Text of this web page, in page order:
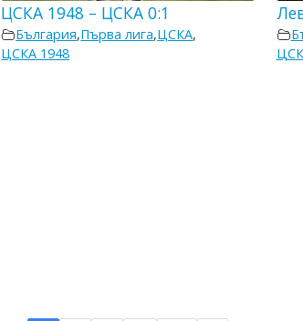
ЦСКА 1948 – ЦСКА 0:1
България,Първа лига,ЦСКА,
ЦСКА 1948